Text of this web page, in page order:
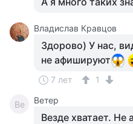
Владислав Кравцов
Здорово) У нас,
не афишируют
7 лет 1
Ве Ветер
Везде хватает.